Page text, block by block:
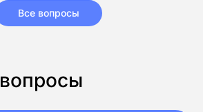
Все вопросы
вопросы